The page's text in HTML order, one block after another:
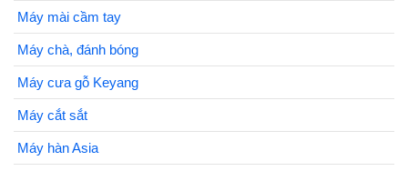
Máy mài cầm tay
Máy chà, đánh bóng
Máy cưa gỗ Keyang
Máy cắt sắt
Máy hàn Asia